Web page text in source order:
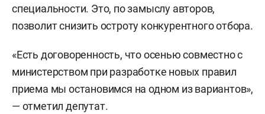
специальности. Это, по замыслу авторов,
позволит снизить остроту конкурентного отбора.
«Есть договоренность, что осенью совместно с
министерством при разработке новых правил
приема мы остановимся на одном из вариантов»,
— отметил депутат.